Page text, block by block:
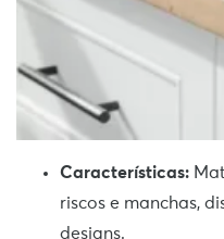
Características:
riscos e manchas,
designs.